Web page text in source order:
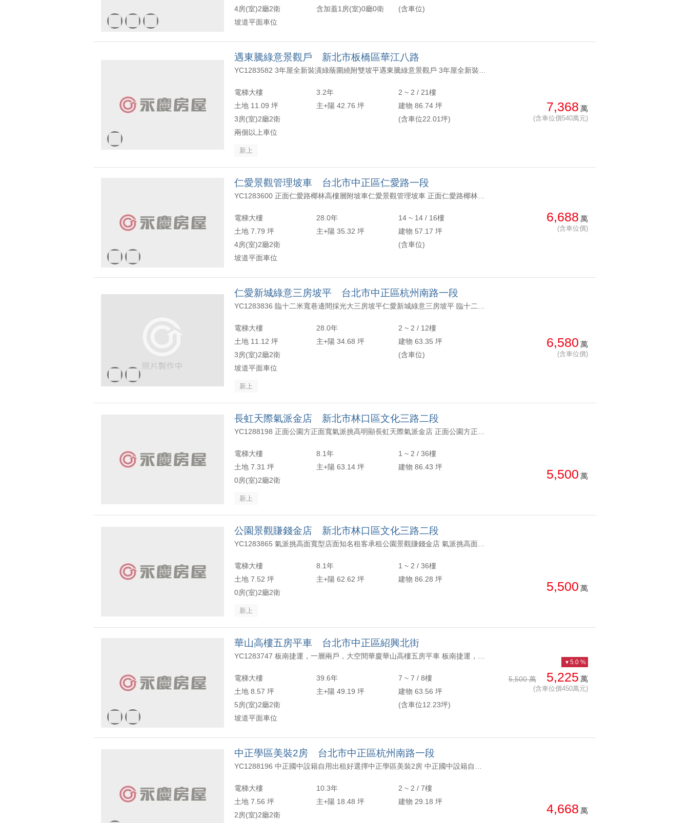
4房(室)2廳2衛
含加蓋1房(室)0廳0衛
(含車位)
坡道平面車位
遇東騰綠意景觀戶 新北市板橋區華江八路
電梯大樓 3.2年
2 ~ 2 / 21樓
土地 11.09 坪
主+陽 42.76 坪
建物 86.74 坪
3房(室)2廳2衛
(含車位22.01坪)
兩個以上車位
新上
7,368 萬
(含車位價540萬元)
仁愛景觀管理坡車 台北市中正區仁愛路一段
電梯大樓 28.0年
14 ~ 14 / 16樓
土地 7.79 坪
主+陽 35.32 坪
建物 57.17 坪
4房(室)2廳2衛
(含車位)
坡道平面車位
6,688 萬
(含車位價)
仁愛新城綠意三房坡平 台北市中正區杭州南路一段
電梯大樓 28.0年
2 ~ 2 / 12樓
土地 11.12 坪
主+陽 34.68 坪
建物 63.35 坪
3房(室)2廳2衛
(含車位)
坡道平面車位
新上
6,580 萬
(含車位價)
長虹天際氣派金店 新北市林口區文化三路二段
電梯大樓 8.1年
1 ~ 2 / 36樓
土地 7.31 坪
主+陽 63.14 坪
建物 86.43 坪
0房(室)2廳2衛
新上
5,500 萬
公園景觀賺錢金店 新北市林口區文化三路二段
電梯大樓 8.1年
1 ~ 2 / 36樓
土地 7.52 坪
主+陽 62.62 坪
建物 86.28 坪
0房(室)2廳2衛
新上
5,500 萬
華山高樓五房平車 台北市中正區紹興北街
電梯大樓 39.6年
7 ~ 7 / 8樓
土地 8.57 坪
主+陽 49.19 坪
建物 63.56 坪
5房(室)2廳2衛
(含車位12.23坪)
坡道平面車位
5,500 萬 5,225 萬
(含車位價450萬元)
5.0 %
中正學區美裝2房 台北市中正區杭州南路一段
電梯大樓 10.3年
2 ~ 2 / 7樓
土地 7.56 坪
主+陽 18.48 坪
建物 29.18 坪
2房(室)2廳2衛
4,668 萬